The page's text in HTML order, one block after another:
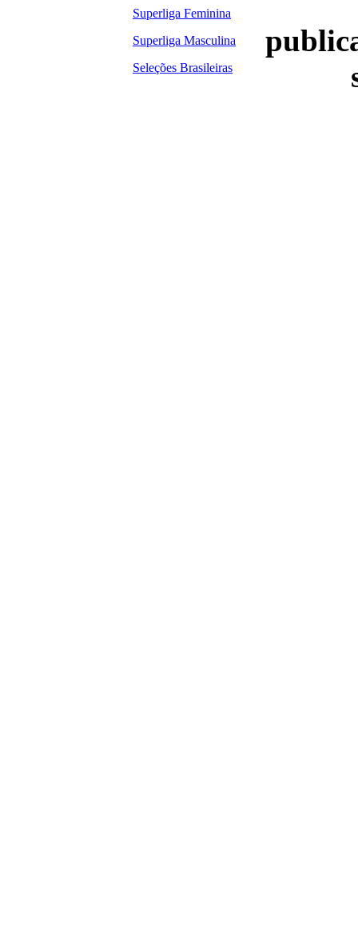
Superliga Feminina
Superliga Masculina
Seleções Brasileiras